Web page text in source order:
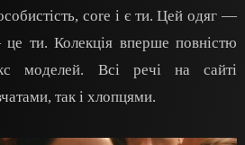
core і є ти. Цей одяг —
ти. Колекція вперше повністю
моделей. Всі речі на сайті
так і хлопцями.